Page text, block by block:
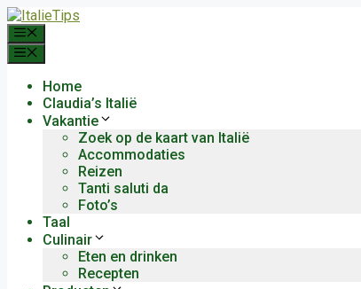
Ga
naar
de
inhoud
Home
Claudia’s Italië
Vakantie
Zoek op de kaart van Italië
Accommodaties
Reizen
Tanti saluti da
Foto’s
Taal
Culinair
Eten en drinken
Recepten